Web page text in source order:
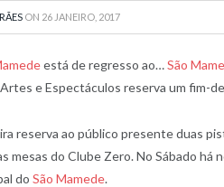
ON 26 JANEIRO, 2017
está de regresso ao…São
e Espectáculos reserva um fim-
reserva ao público presente duas
mesas do Clube Zero. No Sábado
do São Mamede.